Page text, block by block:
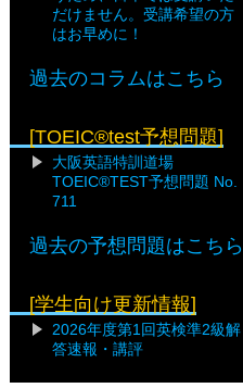
だけません。受講希望の方
はお早めに！
過去のコラムはこちら
[TOEIC®test予想問題]
大阪英語特訓道場
TOEIC®TEST予想問題 No.
711
過去の予想問題はこちら
[学生向け更新情報]
2026年度第1回英検準2級解
答速報・講評